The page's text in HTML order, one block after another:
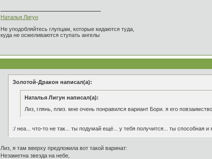
Наталья Лигун
Не уподобляйтесь глупцам, которые кидаются туда,
куда не осмеливаются ступать ангелы
Золотой-Дракон написал(а):
Наталья Лигун написал(а):
Лиз, глянь, плиз. мне очень понравился вариант Бори. я его
:/ неа... что-то не так... ты подумай ещё... у тебя получится... ты способная и
Лиз, я там вверху предложила вот такой варинат:
Незаметна звезда на небе,